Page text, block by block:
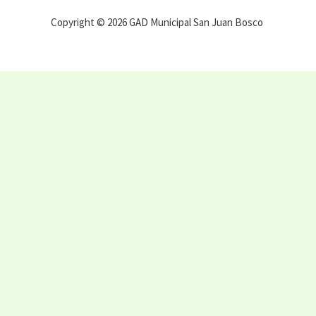
Copyright © 2026 GAD Municipal San Juan Bosco